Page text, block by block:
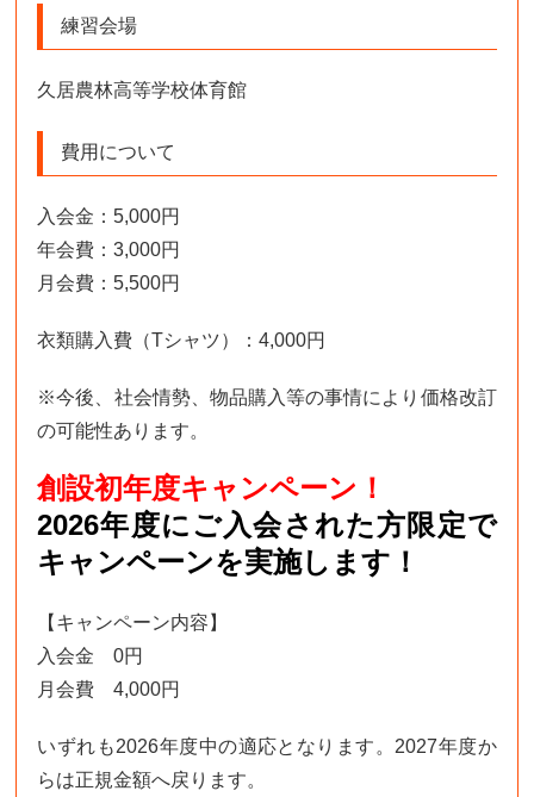
練習会場
久居農林高等学校体育館
費用について
入会金：5,000円
年会費：3,000円
月会費：5,500円
衣類購入費（Tシャツ）：4,000円
※今後、社会情勢、物品購入等の事情により価格改訂
の可能性あります。
創設初年度キャンペーン！
2026年度にご入会された方限定で
キャンペーンを実施します！
【キャンペーン内容】
入会金 0円
月会費 4,000円
いずれも2026年度中の適応となります。2027年度か
らは正規金額へ戻ります。